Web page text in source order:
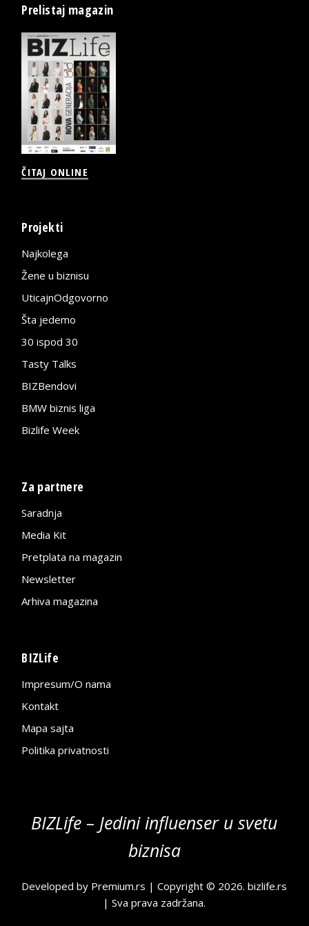
Prelistaj magazin
ČITAJ ONLINE
Projekti
Najkolega
Žene u biznisu
UticajnOdgovorno
Šta jedemo
30 ispod 30
Tasty Talks
BIZBendovi
BMW biznis liga
Bizlife Week
Za partnere
Saradnja
Media Kit
Pretplata na magazin
Newsletter
Arhiva magazina
BIZLife
Impresum/O nama
Kontakt
Mapa sajta
Politika privatnosti
BIZLife – Jedini influenser u svetu
biznisa
Developed by Premium.rs | Copyright © 2026.bizlife.rs
| Sva prava zadržana.